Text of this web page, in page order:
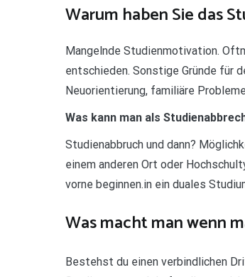
Warum haben Sie das
Mangelnde Studienmotivation.
entschieden. Sonstige Gründe für
Neuorientierung, familiäre
Was kann man als
Studienabbruch und dann?
einem anderen Ort oder
vorne beginnen.in ein duales
Was macht man wenn
Bestehst du einen verbindlichen